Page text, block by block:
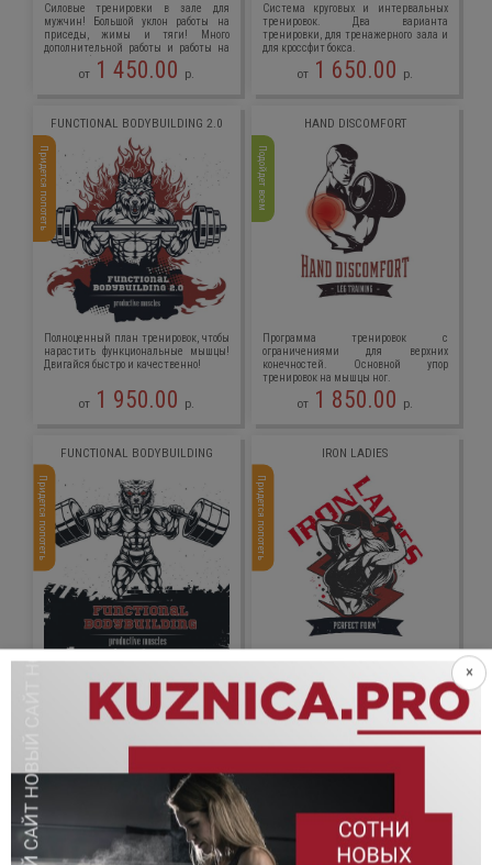
Силовые тренировки в зале для
мужчин! Большой уклон работы на
приседы, жимы и тяги! Много
дополнительной работы и работы на
гипертрофию!
от 1 450.00 р.
Система круговых и интервальных
тренировок. Два варианта
тренировки, для тренажерного зала и
для кроссфит бокса.
от 1 650.00 р.
FUNCTIONAL BODYBUILDING 2.0
Придется попотеть
Полноценный план тренировок, чтобы
нарастить функциональные мышцы!
Двигайся быстро и качественно!
от 1 950.00 р.
HAND DISCOMFORT
Подойдет всем
Программа тренировок с
ограничениями для верхних
конечностей. Основной упор
тренировок на мышцы ног.
от 1 850.00 р.
FUNCTIONAL BODYBUILDING
Придется попотеть
нарастить настоящие
функциональные мышцы! Двигайся
быстро и качественно!
1 850.00
IRON LADIES
Придется попотеть
ягодичных мышц с обязательным
комплексом упражнений на верх тела
1 650.00р.
Подойдет всем
×